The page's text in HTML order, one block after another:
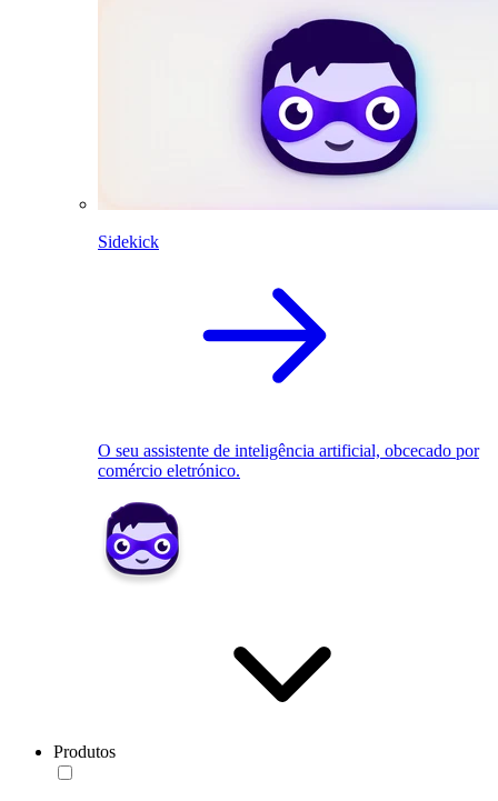
Sidekick
O seu assistente de inteligência artificial, obcecado por
comércio eletrónico.
Produtos